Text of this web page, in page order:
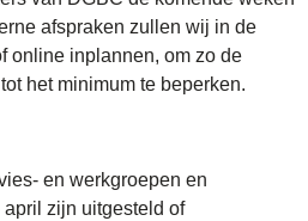
afspraken zullen wij in de
online inplannen, om zo de
het minimum te beperken.
en werkgroepen en
zijn uitgesteld of